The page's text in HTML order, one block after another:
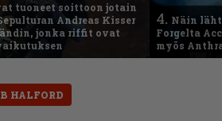
tuoneet soittoon jotain
Andreas Kisser
jonka riffit ovat
4. Näin
Forgelta
myös
HALFORD